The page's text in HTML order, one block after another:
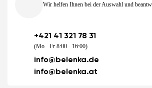
Wir helfen Ihnen bei der Auswahl und
+421 41 321 78 31
(Mo - Fr 8:00 - 16:00)
info@belenka.de
info@belenka.at